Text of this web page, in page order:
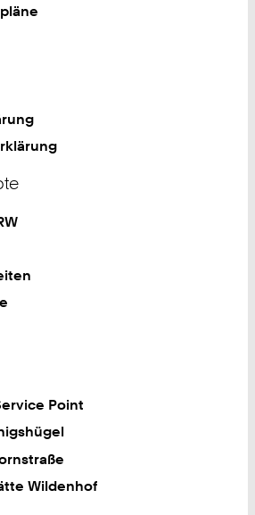
Point
Wildenhof